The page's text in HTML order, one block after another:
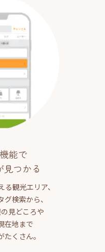
能で
つかる
観光エリア、
検索から、
見どころや
在地まで
くさん。